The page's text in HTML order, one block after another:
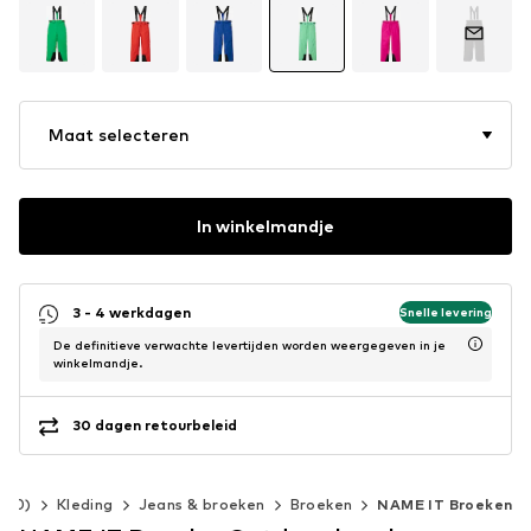
Maat selecteren
In winkelmandje
3 - 4 werkdagen Snelle levering
De definitieve verwachte levertijden worden weergegeven in je
winkelmandje.
30 dagen retourbeleid
Kleding Jeans & broeken Broeken NAME IT Broeken